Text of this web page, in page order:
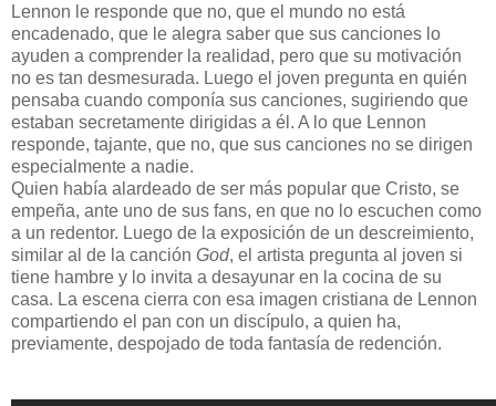
Lennon le responde que no, que el mundo no está
encadenado, que le alegra saber que sus canciones lo
ayuden a comprender la realidad, pero que su motivación
no es tan desmesurada. Luego el joven pregunta en quién
pensaba cuando componía sus canciones, sugiriendo que
estaban secretamente dirigidas a él. A lo que Lennon
responde, tajante, que no, que sus canciones no se dirigen
especialmente a nadie.
Quien había alardeado de ser más popular que Cristo, se
empeña, ante uno de sus fans, en que no lo escuchen como
a un redentor. Luego de la exposición de un descreimiento,
similar al de la canción God, el artista pregunta al joven si
tiene hambre y lo invita a desayunar en la cocina de su
casa. La escena cierra con esa imagen cristiana de Lennon
compartiendo el pan con un discípulo, a quien ha,
previamente, despojado de toda fantasía de redención.